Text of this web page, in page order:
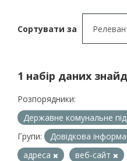
Сортувати за
1 набір даних
Розпорядники:
Державне комунальне
Групи:
Довідкова
адреса
веб-сайт